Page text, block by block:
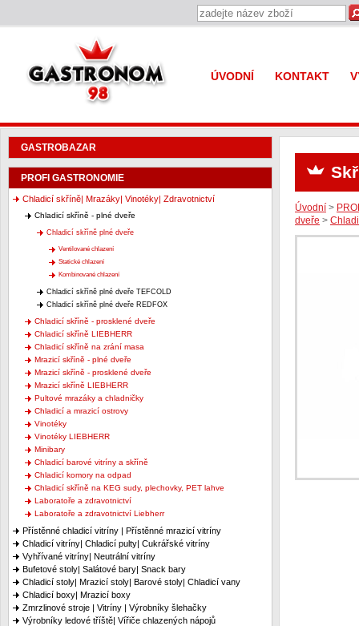
ÚVODNÍ KONTAKT
GASTROBAZAR
PROFI GASTRONOMIE
Chladicí skříně| Mrazáky| Vinotéky| Zdravotnictví
Chladicí skříně - plné dveře
Chladicí skříně plné dveře
Ventilované chlazení
Statické chlazení
Kombinované chlazení
Chladicí skříně plné dveře TEFCOLD
Chladicí skříně plné dveře REDFOX
Chladicí skříně - prosklené dveře
Chladicí skříně LIEBHERR
Chladicí skříně na zrání masa
Mrazicí skříně - plné dveře
Mrazicí skříně - prosklené dveře
Mrazicí skříně LIEBHERR
Pultové mrazáky a chladničky
Chladicí a mrazicí ostrovy
Vinotéky
Vinotéky LIEBHERR
Minibary
Chladicí barové vitríny a skříně
Chladicí komory na odpad
Chladicí skříně na KEG sudy, plechovky, PET lahve
Laboratoře a zdravotnictví
Laboratoře a zdravotnictví Liebherr
Přístěnné chladicí vitríny | Přístěnné mrazicí vitríny
Chladicí vitríny| Chladicí pulty| Cukrářské vitríny
Vyhřívané vitríny| Neutrální vitríny
Bufetové stoly| Salátové bary| Snack bary
Chladicí stoly| Mrazicí stoly| Barové stoly| Chladicí vany
Chladicí boxy| Mrazicí boxy
Zmrzlinové stroje | Vitríny | Výrobníky šlehačky
Výrobníky ledové tříště| Vířiče chlazených nápojů
Úvodní >
dveře >